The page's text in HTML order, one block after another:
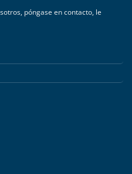
póngase en contacto, le